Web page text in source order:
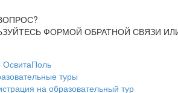
ФОРМОЙ ОБРАТНОЙ СВЯЗИ
ОсвитаПоль
туры
на образовательный тур